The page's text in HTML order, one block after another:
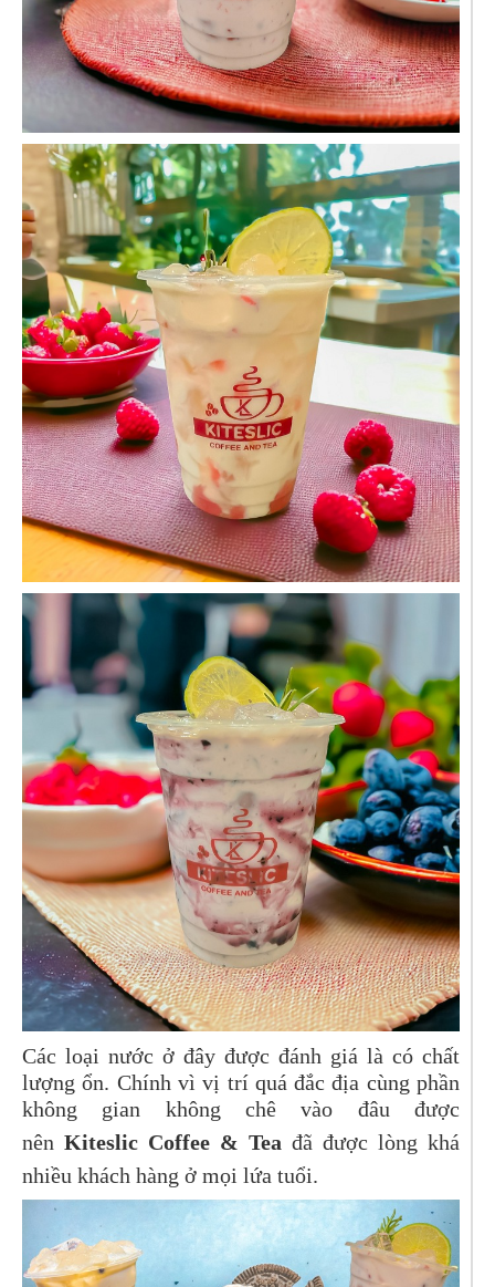
Các loại nước ở đây được đánh giá là có chất
lượng ổn. Chính vì vị trí quá đắc địa cùng phần
không gian không chê vào đâu được
nên Kiteslic Coffee & Tea đã được lòng khá
nhiều khách hàng ở mọi lứa tuổi.